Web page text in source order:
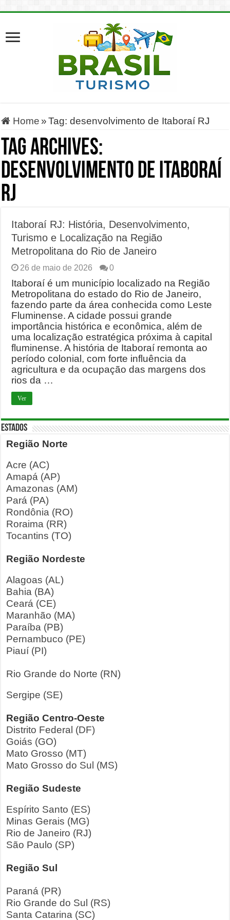
Home » Tag:desenvolvimento de Itaboraí RJ
Tag Archives:
desenvolvimento de Itaboraí
RJ
Itaboraí RJ: História, Desenvolvimento,
Turismo e Localização na Região
Metropolitana do Rio de Janeiro
26 de maio de 2026 0
Itaboraí é um município localizado na Região
Metropolitana do estado do Rio de Janeiro,
fazendo parte da área conhecida como Leste
Fluminense. A cidade possui grande
importância histórica e econômica, além de
uma localização estratégica próxima à capital
fluminense. A história de Itaboraí remonta ao
período colonial, com forte influência da
agricultura e da ocupação das margens dos
rios da …
Ver
ESTADOS
Região Norte
Acre (AC)
Amapá (AP)
Amazonas (AM)
Pará (PA)
Rondônia (RO)
Roraima (RR)
Tocantins (TO)
Região Nordeste
Alagoas (AL)
Bahia (BA)
Ceará (CE)
Maranhão (MA)
Paraíba (PB)
Pernambuco (PE)
Piauí (PI)
Rio Grande do Norte (RN)
Sergipe (SE)
Região Centro-Oeste
Distrito Federal (DF)
Goiás (GO)
Mato Grosso (MT)
Mato Grosso do Sul (MS)
Região Sudeste
Espírito Santo (ES)
Minas Gerais (MG)
Rio de Janeiro (RJ)
São Paulo (SP)
Região Sul
Paraná (PR)
Rio Grande do Sul (RS)
Santa Catarina (SC)